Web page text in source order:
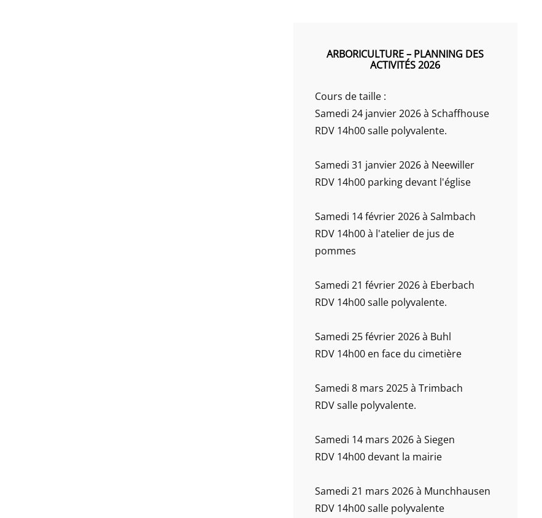
ARBORICULTURE – PLANNING DES
ACTIVITÉS 2026
Cours de taille :
Samedi 24 janvier 2026 à Schaffhouse
RDV 14h00 salle polyvalente.
Samedi 31 janvier 2026 à Neewiller
RDV 14h00 parking devant l'église
Samedi 14 février 2026 à Salmbach
RDV 14h00 à l'atelier de jus de
pommes
Samedi 21 février 2026 à Eberbach
RDV 14h00 salle polyvalente.
Samedi 25 février 2026 à Buhl
RDV 14h00 en face du cimetière
Samedi 8 mars 2025 à Trimbach
RDV salle polyvalente.
Samedi 14 mars 2026 à Siegen
RDV 14h00 devant la mairie
Samedi 21 mars 2026 à Munchhausen
RDV 14h00 salle polyvalente